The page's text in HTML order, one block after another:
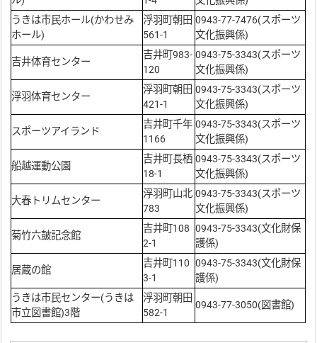
うきは市民ホール(かわせみ
ホール)
浮羽町朝田
561-1
0943-77-7476(スポーツ
文化振興係)
吉井体育センター
吉井町983-
120
0943-75-3343(スポーツ
文化振興係)
浮羽体育センター
浮羽町朝田
421-1
0943-75-3343(スポーツ
文化振興係)
スポーツアイランド
吉井町千年
1166
0943-75-3343(スポーツ
文化振興係)
船越運動公園
吉井町長栖
18-1
0943-75-3343(スポーツ
文化振興係)
大春トリムセンター
浮羽町山北
783
0943-75-3343(スポーツ
文化振興係)
菊竹六皷記念館
吉井町108
2-1
0943-75-3343(文化財保
護係)
居蔵の館
吉井町110
3-1
0943-75-3343(文化財保
護係)
うきは市民センター(うきは
市立図書館)3階
浮羽町朝田
582-1
0943-77-3050(図書館)